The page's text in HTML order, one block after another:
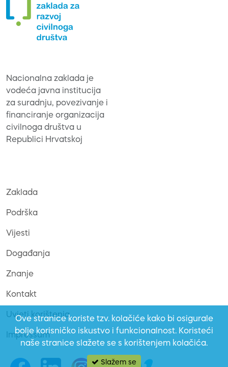
Ove stranice koriste tzv. kolačiće kako bi osigurale
bolje korisničko iskustvo i funkcionalnost. Koristeći
naše stranice slažete se s korištenjem kolačića.
Slažem se
Nacionalna zaklada je
vodeća javna institucija
za suradnju, povezivanje i
financiranje organizacija
civilnoga društva u
Republici Hrvatskoj
Zaklada
Podrška
Vijesti
Događanja
Znanje
Kontakt
Uvjeti korištenja
Impressum